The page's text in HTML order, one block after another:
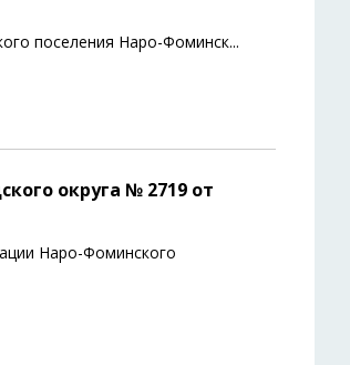
поселения Наро-Фоминск...
округа № 2719 от
Наро-Фоминского